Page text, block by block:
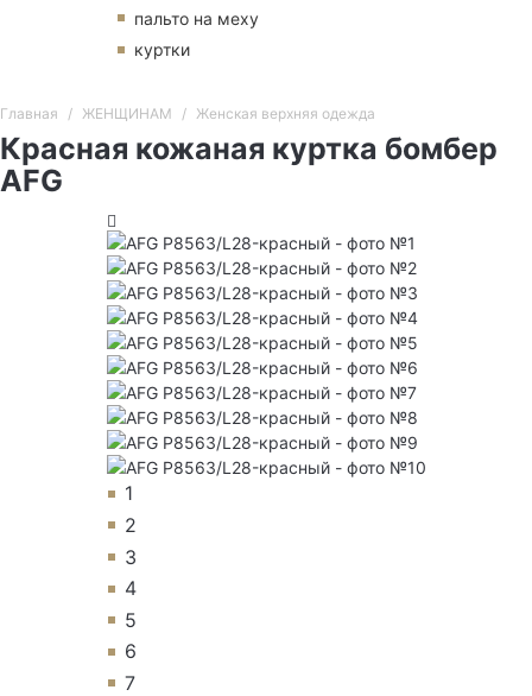
пальто на меху
куртки
Главная ЖЕНЩИНАМ Женская верхняя одежда
Красная кожаная куртка бомбер
AFG
1
2
3
4
5
6
7